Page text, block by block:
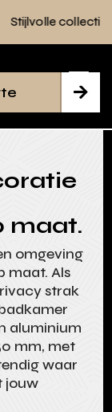
voor elk interieur

maat.
omgeving
maat. Als
strak
aluminium
mm, met
waar
jouw